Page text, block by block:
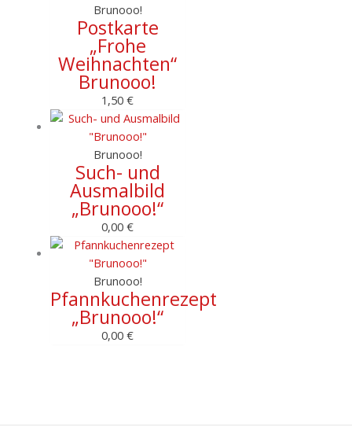
Brunooo!
Postkarte
„Frohe
Weihnachten“
Brunooo!
1,50€
Brunooo!
Such- und
Ausmalbild
„Brunooo!“
0,00€
Brunooo!
Pfannkuchenrezept
„Brunooo!“
0,00€